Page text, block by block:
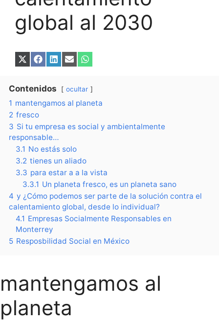
global al 2030
Compartir
(Twitter)
Compartir
Compartir
Compartir
Compartir
Contenidos
ocultar
1 mantengamos al planeta
2 fresco
3 Si tu empresa es social y ambientalmente
responsable…
3.1 No estás solo
3.2 tienes un aliado
3.3 para estar a a la vista
3.3.1 Un planeta fresco, es un planeta sano
4 y ¿Cómo podemos ser parte de la solución contra el
calentamiento global, desde lo individual?
4.1 Empresas Socialmente Responsables en
Monterrey
5 Resposbilidad Social en México
mantengamos al
planeta